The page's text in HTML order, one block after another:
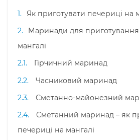
Як приготувати печериці на
Маринади для приготування
мангалі
Гірчичний маринад
Часниковий маринад
Сметанно-майонезний
Сметанний маринад – як
печериці на мангалі